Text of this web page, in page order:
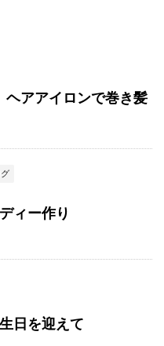
ヘアアイロンで巻き髪
ィー作り
日を迎えて